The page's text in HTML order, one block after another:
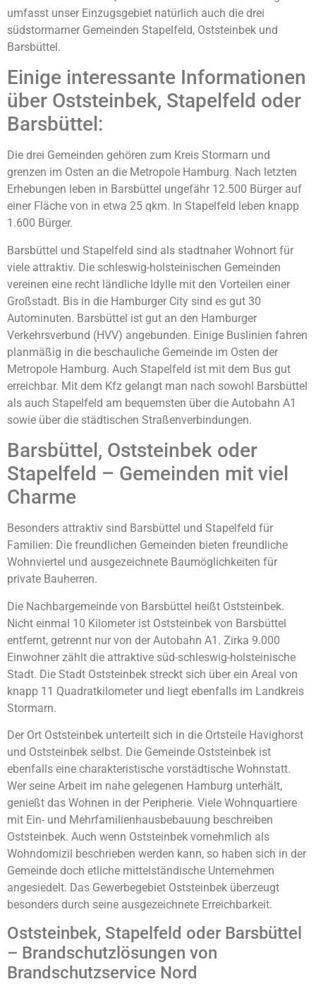
umfasst unser Einzugsgebiet natürlich auch die drei
südstormarner Gemeinden Stapelfeld, Oststeinbek und
Barsbüttel.
Einige interessante Informationen
über Oststeinbek, Stapelfeld oder
Barsbüttel:
Die drei Gemeinden gehören zum Kreis Stormarn und
grenzen im Osten an die Metropole Hamburg. Nach letzten
Erhebungen leben in Barsbüttel ungefähr 12.500 Bürger auf
einer Fläche von in etwa 25 qkm. In Stapelfeld leben knapp
1.600 Bürger.
Barsbüttel und Stapelfeld sind als stadtnaher Wohnort für
viele attraktiv. Die schleswig-holsteinischen Gemeinden
vereinen eine recht ländliche Idylle mit den Vorteilen einer
Großstadt. Bis in die Hamburger City sind es gut 30
Autominuten. Barsbüttel ist gut an den Hamburger
Verkehrsverbund (HVV) angebunden. Einige Buslinien fahren
planmäßig in die beschauliche Gemeinde im Osten der
Metropole Hamburg. Auch Stapelfeld ist mit dem Bus gut
erreichbar. Mit dem Kfz gelangt man nach sowohl Barsbüttel
als auch Stapelfeld am bequemsten über die Autobahn A1
sowie über die städtischen Straßenverbindungen.
Barsbüttel, Oststeinbek oder
Stapelfeld – Gemeinden mit viel
Charme
Besonders attraktiv sind Barsbüttel und Stapelfeld für
Familien: Die freundlichen Gemeinden bieten freundliche
Wohnviertel und ausgezeichnete Baumöglichkeiten für
private Bauherren.
Die Nachbargemeinde von Barsbüttel heißt Oststeinbek.
Nicht einmal 10 Kilometer ist Oststeinbek von Barsbüttel
entfernt, getrennt nur von der Autobahn A1. Zirka 9.000
Einwohner zählt die attraktive süd-schleswig-holsteinische
Stadt. Die Stadt Oststeinbek streckt sich über ein Areal von
knapp 11 Quadratkilometer und liegt ebenfalls im Landkreis
Stormarn.
Der Ort Oststeinbek unterteilt sich in die Ortsteile Havighorst
und Oststeinbek selbst. Die Gemeinde Oststeinbek ist
ebenfalls eine charakteristische vorstädtische Wohnstatt.
Wer seine Arbeit im nahe gelegenen Hamburg unterhält,
genießt das Wohnen in der Peripherie. Viele Wohnquartiere
mit Ein- und Mehrfamilienhausbebauung beschreiben
Oststeinbek. Auch wenn Oststeinbek vornehmlich als
Wohndomizil beschrieben werden kann, so haben sich in der
Gemeinde doch etliche mittelständische Unternehmen
angesiedelt. Das Gewerbegebiet Oststeinbek überzeugt
besonders durch seine ausgezeichnete Erreichbarkeit.
Oststeinbek, Stapelfeld oder Barsbüttel
– Brandschutzlösungen von
Brandschutzservice Nord